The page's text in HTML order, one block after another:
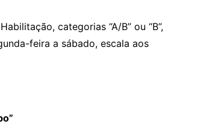
categorias “A/B” ou “B”,
feira a sábado, escala aos